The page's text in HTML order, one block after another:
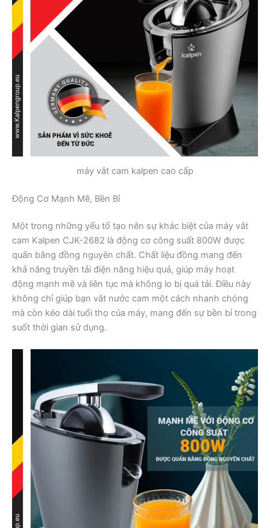
máy vắt cam kalpen cao cấp
Động Cơ Mạnh Mẽ, Bền Bỉ
Một trong những yếu tố tạo nên sự khác biệt của máy vắt
cam Kalpen CJK-2682 là động cơ công suất 800W được
quấn bằng đồng nguyên chất. Chất liệu đồng mang đến
khả năng truyền tải điện năng hiệu quả, giúp máy hoạt
động mạnh mẽ và liên tục mà không lo bị quá tải. Điều này
không chỉ giúp bạn vắt nước cam một cách nhanh chóng
mà còn kéo dài tuổi thọ của máy, mang đến sự bền bỉ trong
suốt thời gian sử dụng.